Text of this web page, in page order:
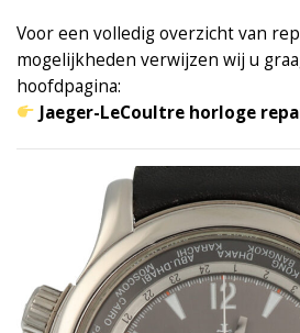
Voor een volledig overzicht van
mogelijkheden verwijzen wij u
hoofdpagina:
Jaeger-LeCoultre horloge